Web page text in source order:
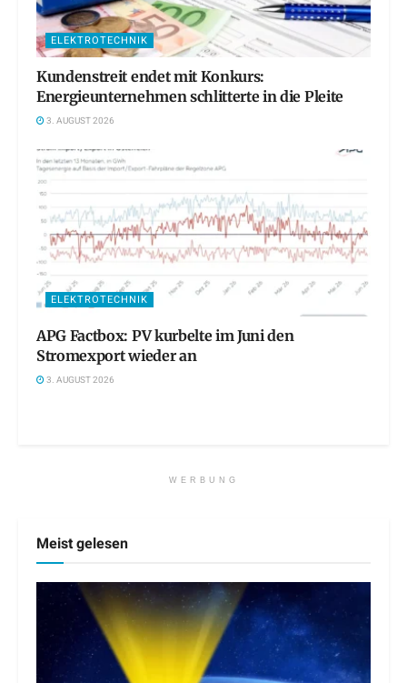
ELEKTROTECHNIK
Kundenstreit endet mit Konkurs:
Energieunternehmen schlitterte in die Pleite
3. AUGUST 2026
ELEKTROTECHNIK
APG Factbox: PV kurbelte im Juni den
Stromexport wieder an
3. AUGUST 2026
WERBUNG
Meist gelesen